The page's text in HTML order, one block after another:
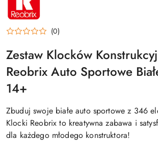
REOBRIX
(0)
Zestaw Klocków
Reobrix Auto Sportowe
14+
Zbuduj swoje białe auto sportowe z 346
Klocki Reobrix to kreatywna zabawa i
dla każdego młodego konstruktora!